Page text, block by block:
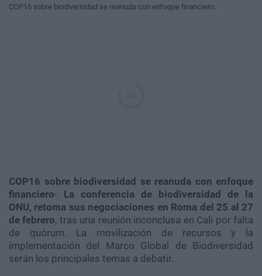
COP16 sobre biodiversidad se reanuda con enfoque financiero.
COP16 sobre biodiversidad se reanuda con enfoque
financiero- La conferencia de biodiversidad de la
ONU, retoma sus negociaciones en Roma del 25 al 27
de febrero, tras una reunión inconclusa en Cali por falta
de quórum. La movilización de recursos y la
implementación del Marco Global de Biodiversidad
serán los principales temas a debatir.